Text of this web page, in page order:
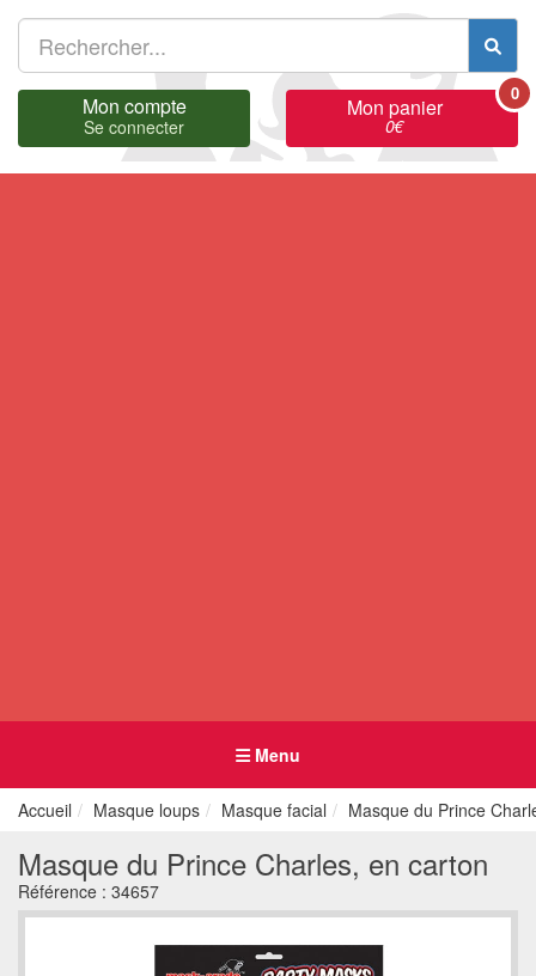
Mon compte
Se connecter
Mon panier
0€
0
Menu
Accueil Masque loups Masque facial Masque du Prince
Masque du Prince Charles, en carton
Référence : 34657